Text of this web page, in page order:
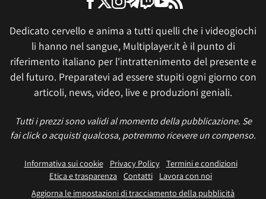
Dedicato cervello e anima a tutti quelli che i videogiochi
li hanno nel sangue, Multiplayer.it è il punto di
riferimento italiano per l'intrattenimento del presente e
del futuro. Preparatevi ad essere stupiti ogni giorno con
articoli, news, video, live e produzioni geniali.
Tutti i prezzi sono validi al momento della pubblicazione. Se
fai click o acquisti qualcosa, potremmo ricevere un compenso.
Informativa sui cookie Privacy Policy
Termini e condizioni
Etica e trasparenza Contatti
Lavora con noi
Aggiorna le impostazioni di tracciamento della pubblicità